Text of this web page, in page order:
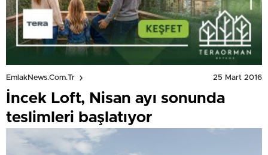
EmlakNews.com.tr 25 Mart 2016
İncek Loft, Nisan ayı sonunda
teslimleri başlatıyor